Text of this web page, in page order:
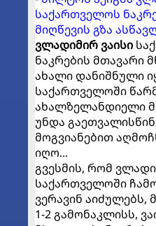
საქართველოს
მიღწევის გზა
ვლადიმირ ვაისი
ნაკრების მთავარი
ახალი დანიშნული
საქართველოში
ახალზელანდიელი
უნდა
მოგვიანებით
იღო...
გვესმის, რომ
საქართველოში
ვერავინ აიძულებს,
1-2 გამონაკლისს,